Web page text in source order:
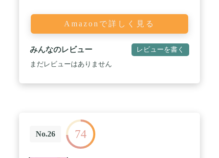
Amazonで詳しく見る
みんなのレビュー レビューを書く
まだレビューはありません
No.26 74